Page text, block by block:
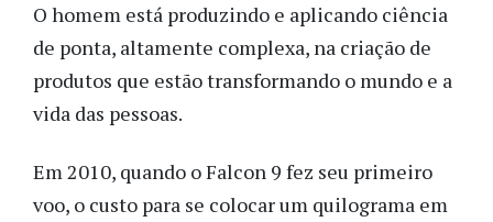
O homem está produzindo e aplicando ciência
de ponta, altamente complexa, na criação de
produtos que estão transformando o mundo e a
vida das pessoas.
Em 2010, quando o Falcon 9 fez seu primeiro
voo, o custo para se colocar um quilograma em